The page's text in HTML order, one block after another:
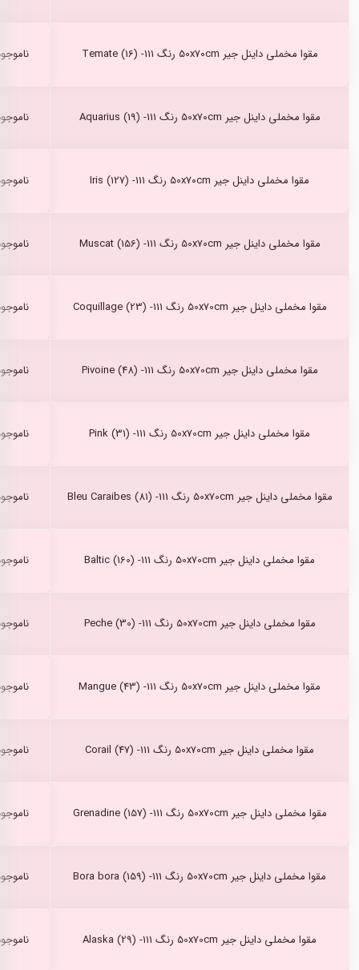
مقوا مخملی داینل جیر 50x70cm رنگ Temate (16) -111
مقوا مخملی داینل جیر 50x70cm رنگ Aquarius (19) -111
مقوا مخملی داینل جیر 50x70cm رنگ Iris (127) -111
مقوا مخملی داینل جیر 50x70cm رنگ Muscat (156) -111
مقوا مخملی داینل جیر 50x70cm رنگ Coquillage (23) -111
مقوا مخملی داینل جیر 50x70cm رنگ Pivoine (48) -111
مقوا مخملی داینل جیر 50x70cm رنگ Pink (31) -111
مقوا مخملی داینل جیر 50x70cm رنگ Bleu Caraibes (81) -111
مقوا مخملی داینل جیر 50x70cm رنگ Baltic (160) -111
مقوا مخملی داینل جیر 50x70cm رنگ Peche (30) -111
مقوا مخملی داینل جیر 50x70cm رنگ Mangue (43) -111
مقوا مخملی داینل جیر 50x70cm رنگ Corail (47) -111
مقوا مخملی داینل جیر 50x70cm رنگ Grenadine (157) -111
مقوا مخملی داینل جیر 50x70cm رنگ Bora bora (159) -111
مقوا مخملی داینل جیر 50x70cm رنگ Alaska (29) -111